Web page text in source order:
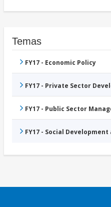
Temas
FY17 - Economic Policy
FY17 - Private Sector
FY17 - Public Sector
FY17 - Social